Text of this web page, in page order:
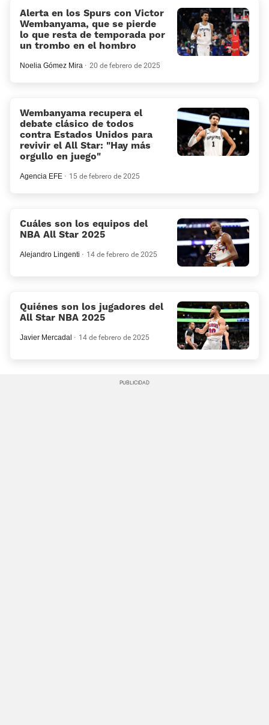
Alerta en los Spurs con Victor
Wembanyama, que se pierde
lo que resta de temporada por
un trombo en el hombro
Noelia Gómez Mira 20 de febrero de 2025
Wembanyama recupera el
debate clásico de todos
contra Estados Unidos para
revivir el All Star: “Hay más
orgullo en juego”
Agencia EFE 15 de febrero de 2025
Cuáles son los equipos del
NBA All Star 2025
Alejandro Lingenti 14 de febrero de 2025
Quiénes son los jugadores del
All Star NBA 2025
Javier Mercadal 14 de febrero de 2025